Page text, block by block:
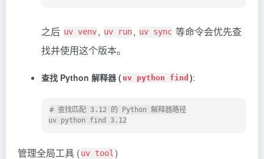
之后 uv venv, uv run, uv sync 等命令会优先查
找并使用这个版本。
查找 Python 解释器 ( uv python find ):
# 查找匹配 3.12 的 Python 解释器路径
管理全局工具 (uv tool )